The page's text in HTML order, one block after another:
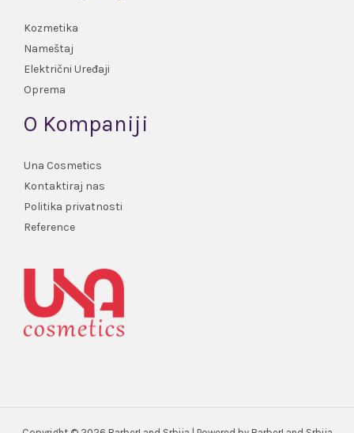
Kozmetika
Nameštaj
Električni Uređaji
Oprema
O Kompaniji
Una Cosmetics
Kontaktiraj nas
Politika privatnosti
Reference